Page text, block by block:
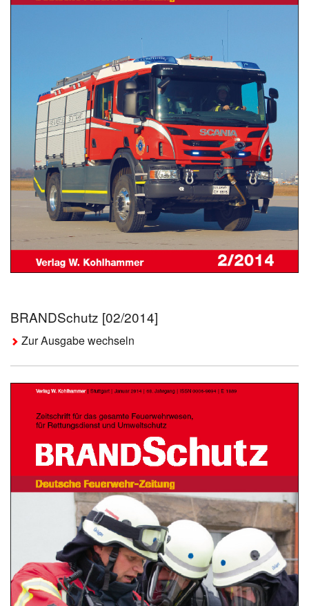
BRANDSchutz [02/2014]
Zur Ausgabe wechseln